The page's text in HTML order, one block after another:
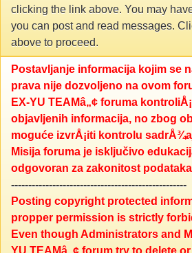
clicking the link above. You may
you can post and read messages.
above to proceed.
Postavljanje informacija kojim se
prava nije dozvoljeno na ovom
EX-YU TEAMâ„¢ foruma
objavljenih informacija, no zbog
moguće izvrÅ¡iti kontrolu
Misija foruma je isključivo
odgovoran za zakonitost
---------------------------------------------------
Posting copyright protected
propper permission is strictly
Even though Administrators and